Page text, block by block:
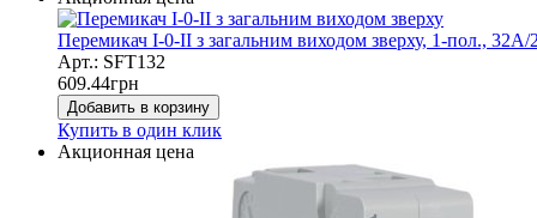
Перемикач I-0-II з загальним виходом зверху, 1-пол., 32А/
Арт.: SFT132
609.44грн
Добавить в корзину
Купить в один клик
Акционная цена